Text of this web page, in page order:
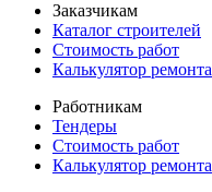
Заказчикам
Каталог строителей
Стоимость работ
Калькулятор ремонта
Работникам
Тендеры
Стоимость работ
Калькулятор ремонта